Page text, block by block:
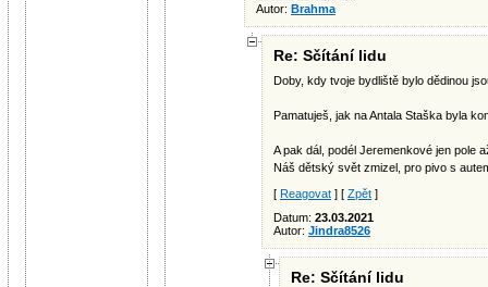
Autor: Brahma
Re: Sčítání lidu
Doby, kdy tvoje bydliště bylo dědinou
Pamatuješ, jak na Antala Staška byla
A pak dál, podél Jeremenkové jen pole
Náš dětský svět zmizel, pro pivo s
[ Reagovat ] [ Zpět ]
Datum: 23.03.2021
Autor: Jindra8526
Re: Sčítání lidu